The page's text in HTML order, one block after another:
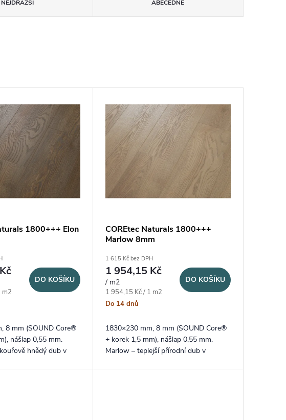
NEJDRAŽŠÍ ABECEDNĚ
1800+++ Elon
m2
DO KOŠÍKU
8 mm (SOUND Core®
nášlap 0,55 mm.
hnědý dub v
COREtec Naturals 1800+++
Marlow 8mm
1 615 Kč bez DPH
1 954,15 Kč
/ m2
Měrná cena:
1 954,15 Kč / 1 m2
Do 14 dnů
DO KOŠÍKU
1830×230 mm, 8 mm (SOUND Core®
+ korek 1,5 mm), nášlap 0,55 mm.
Marlow – teplejší přírodní dub v